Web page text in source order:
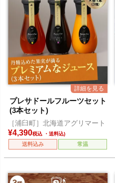
プレサドールフルーツセット
(3本セット)
［浦臼町］北海道アグリマート
¥4,390税込
送料込み 常温